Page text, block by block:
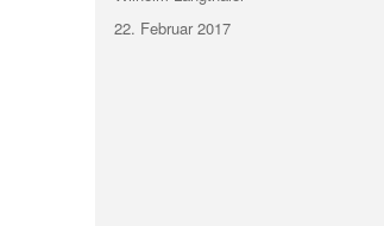
Veröffentlicht
22. Februar 2017